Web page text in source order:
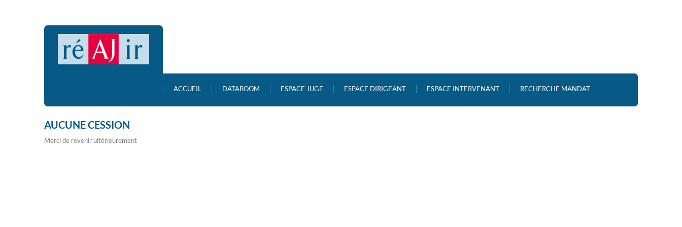
ACCUEIL DATAROOM ESPACE JUGE ESPACE DIRIGEANT ESPACE INTERVENANT RECHERCHE MANDAT
AUCUNE CESSION
Merci de revenir ultérieurement